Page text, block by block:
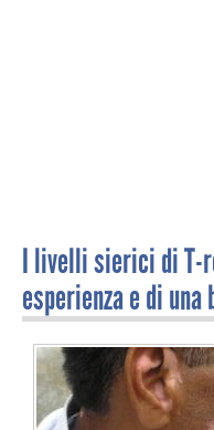
I livelli sierici di T-
esperienza e di